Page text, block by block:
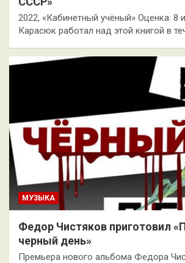
2022, «Кабинетный учёный» Оценка: 8
Карасюк работал над этой книгой в
МУЗЫКА
Федор Чистяков приготовил
черный день»
Премьера нового альбома Федора